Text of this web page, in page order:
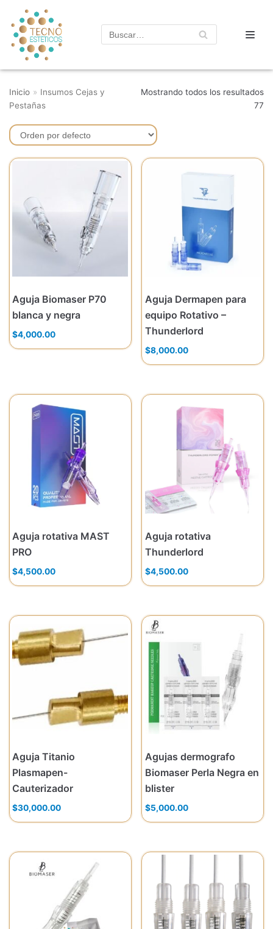
Saltar
al
contenido
Inicio » Insumos Cejas y
Pestañas
Mostrando todos los resultados
77
Aguja Biomaser P70
blanca y negra
$4,000.00
Aguja Dermapen para
equipo Rotativo –
Thunderlord
$8,000.00
Aguja rotativa MAST
PRO
$4,500.00
Aguja rotativa
Thunderlord
$4,500.00
Aguja Titanio
Plasmapen-
Cauterizador
$30,000.00
Agujas dermografo
Biomaser Perla Negra en
blister
$5,000.00